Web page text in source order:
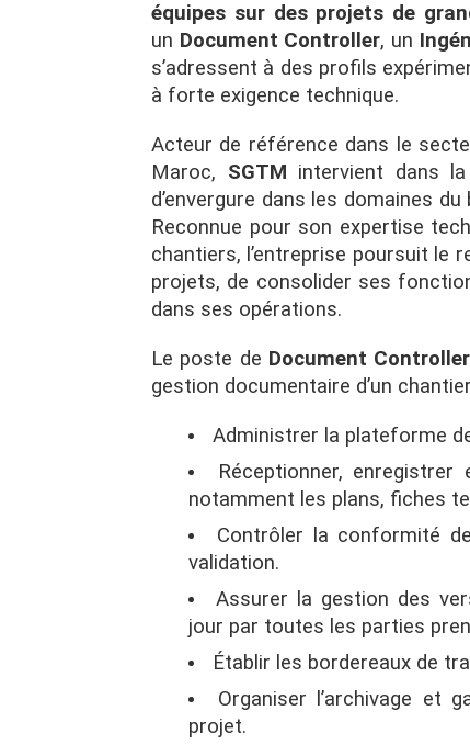
équipes sur des projets de
un Document Controller, un
s’adressent à des profils
à forte exigence technique.
Acteur de référence dans le
Maroc, SGTM intervient dans
d’envergure dans les domaines
Reconnue pour son expertise
chantiers, l’entreprise poursuit le
projets, de consolider ses
dans ses opérations.
Le poste de Document Controller
gestion documentaire d’un
Administrer la plateforme
Réceptionner,
notamment les plans, fiches
Contrôler la conformité
validation.
Assurer la gestion des
jour par toutes les parties
Établir les bordereaux de
Organiser l’archivage et
projet.